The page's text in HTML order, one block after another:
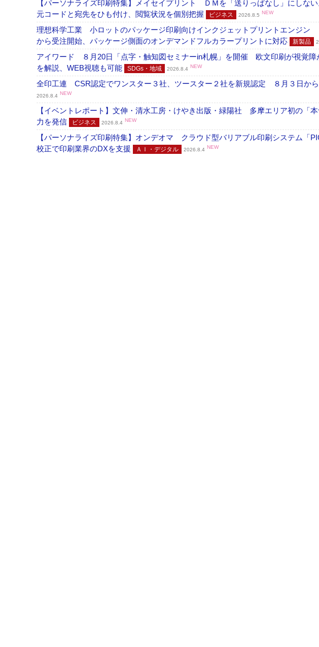
【パーソナライズ印刷特集】メイセイプリント ＤＭを「送りっぱなし」にしな
元コードと宛先をひも付け、閲覧状況を個別把握
ビジネス 2026.8.5 NEW
理想科学工業 小ロットのパッケージ印刷向けインクジェットプリントエンジン
から受注開始、パッケージ側面のオンデマンドフルカラープリントに対応
新製品
アイワード ８月20日「点字・触知図セミナーin札幌」を開催 欧文印刷が視覚障
を解説、WEB視聴も可能
SDGs・地域 2026.8.4 NEW
全印工連 CSR認定でワンスター３社、ツースター２社を新規認定 ８月３日か
2026.8.4 NEW
【イベントレポート】文伸・清水工房・けやき出版・緑陽社 多摩エリア初の「
力を発信
ビジネス 2026.8.4 NEW
【パーソナライズ印刷特集】オンデオマ クラウド型バリアブル印刷システム「
校正で印刷業界のDXを支援
ＡＩ・デジタル 2026.8.4 NEW